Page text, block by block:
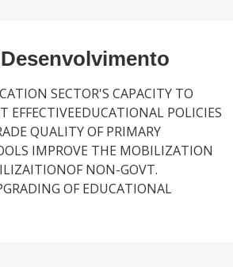
SECTOR'S CAPACITY TO
EFFECTIVEEDUCATIONAL POLICIES
QUALITY OF PRIMARY
IMPROVE THE MOBILIZATION
NON-GOVT.
OF EDUCATIONAL